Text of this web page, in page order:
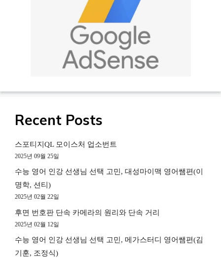
Recent Posts
스포티지QL 모이스처 업소번트
2025년 09월 25일
수능 영어 인강 선생님 선택 고민, 대성마이맥 영어쌤편(이
명학, 션티)
2025년 02월 22일
후면 번호판 단속 카메라의 원리와 단속 거리
2025년 02월 12일
수능 영어 인강 선생님 선택 고민, 메가스터디 영어쌤편(김
기훈, 조정식)